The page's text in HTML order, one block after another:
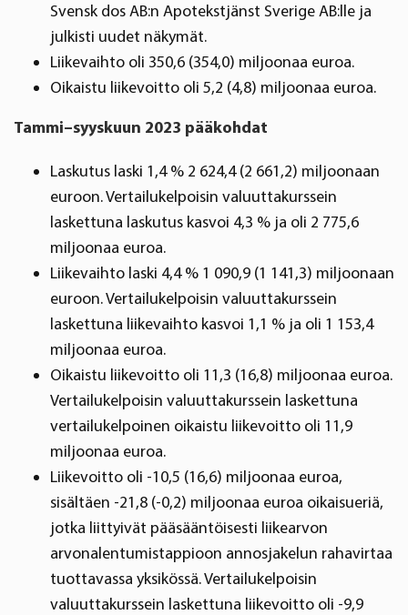
Svensk dos AB:n Apotekstjänst Sverige AB:lle ja
julkisti uudet näkymät.
Liikevaihto oli 350,6 (354,0) miljoonaa euroa.
Oikaistu liikevoitto oli 5,2 (4,8) miljoonaa euroa.
Tammi–syyskuun 2023 pääkohdat
Laskutus laski 1,4 % 2 624,4 (2 661,2) miljoonaan
euroon. Vertailukelpoisin valuuttakurssein
laskettuna laskutus kasvoi 4,3 % ja oli 2 775,6
miljoonaa euroa.
Liikevaihto laski 4,4 % 1 090,9 (1 141,3) miljoonaan
euroon. Vertailukelpoisin valuuttakurssein
laskettuna liikevaihto kasvoi 1,1 % ja oli 1 153,4
miljoonaa euroa.
Oikaistu liikevoitto oli 11,3 (16,8) miljoonaa euroa.
Vertailukelpoisin valuuttakurssein laskettuna
vertailukelpoinen oikaistu liikevoitto oli 11,9
miljoonaa euroa.
Liikevoitto oli -10,5 (16,6) miljoonaa euroa,
sisältäen -21,8 (-0,2) miljoonaa euroa oikaisueriä,
jotka liittyivät pääsääntöisesti liikearvon
arvonalentumistappioon annosjakelun rahavirtaa
tuottavassa yksikössä. Vertailukelpoisin
valuuttakurssein laskettuna liikevoitto oli -9,9